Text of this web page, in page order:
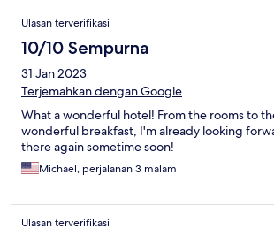
Ulasan
Ulasan terverifikasi
10/10 Sempurna
31 Jan 2023
Terjemahkan dengan Google
What a wonderful hotel! From the rooms to
wonderful breakfast, I'm already looking
there again sometime soon!
Michael, perjalanan 3 malam
Ulasan terverifikasi